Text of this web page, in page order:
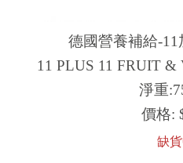
德國營養補給-
11 PLUS 11 FRUIT &
淨重
價格:
缺